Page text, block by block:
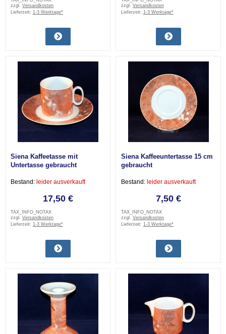
zzgl. Versandkosten
Lieferzeit: 1-3 Werktage*
zzgl. Versandkosten
Lieferzeit: 1-3 Werktage*
Siena Kaffeetasse mit
Untertasse gebraucht
Bestand: leider ausverkauft
17,50 €
TAX_INFO_NOTAX
zzgl. Versandkosten
Lieferzeit: 1-3 Werktage*
Siena Kaffeeuntertasse 15 cm
gebraucht
Bestand: leider ausverkauft
7,50 €
TAX_INFO_NOTAX
zzgl. Versandkosten
Lieferzeit: 1-3 Werktage*